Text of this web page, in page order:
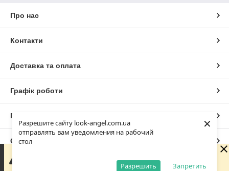
Разрешите сайту look-angel.com.ua
отправлять вам уведомления на рабочий
стол
Запретить
Разрешить
×
Про нас
Контакти
Доставка та оплата
Графік роботи
Повна версія сайту
Сайт створено на маркетплейсі
Політика конфіденційності
повідомлення будуть оброблені з 10:00 найближчого
робочого дня (завтра, 10.08).